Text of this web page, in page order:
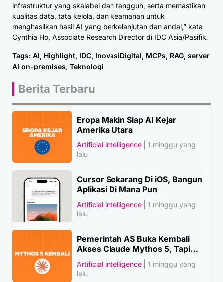
infrastruktur yang skalabel dan tangguh, serta memastikan
kualitas data, tata kelola, dan keamanan untuk
menghasilkan hasil AI yang berkelanjutan dan andal,” kata
Cynthia Ho, Associate Research Director di IDC Asia/Pasifik.
Tags: AI, Highlight, IDC, InovasiDigital, MCPs, RAG, server
AI on-premises, Teknologi
Berita Terbaru
Eropa Makin Siap AI Kejar
Amerika Utara
Artificial intelligence
1 minggu yang
lalu
Cursor Sekarang Di iOS, Bangun
Aplikasi Di Mana Pun
Artificial intelligence
1 minggu yang
lalu
Pemerintah AS Buka Kembali
Akses Claude Mythos 5, Tapi…
Artificial intelligence
1 minggu yang
lalu